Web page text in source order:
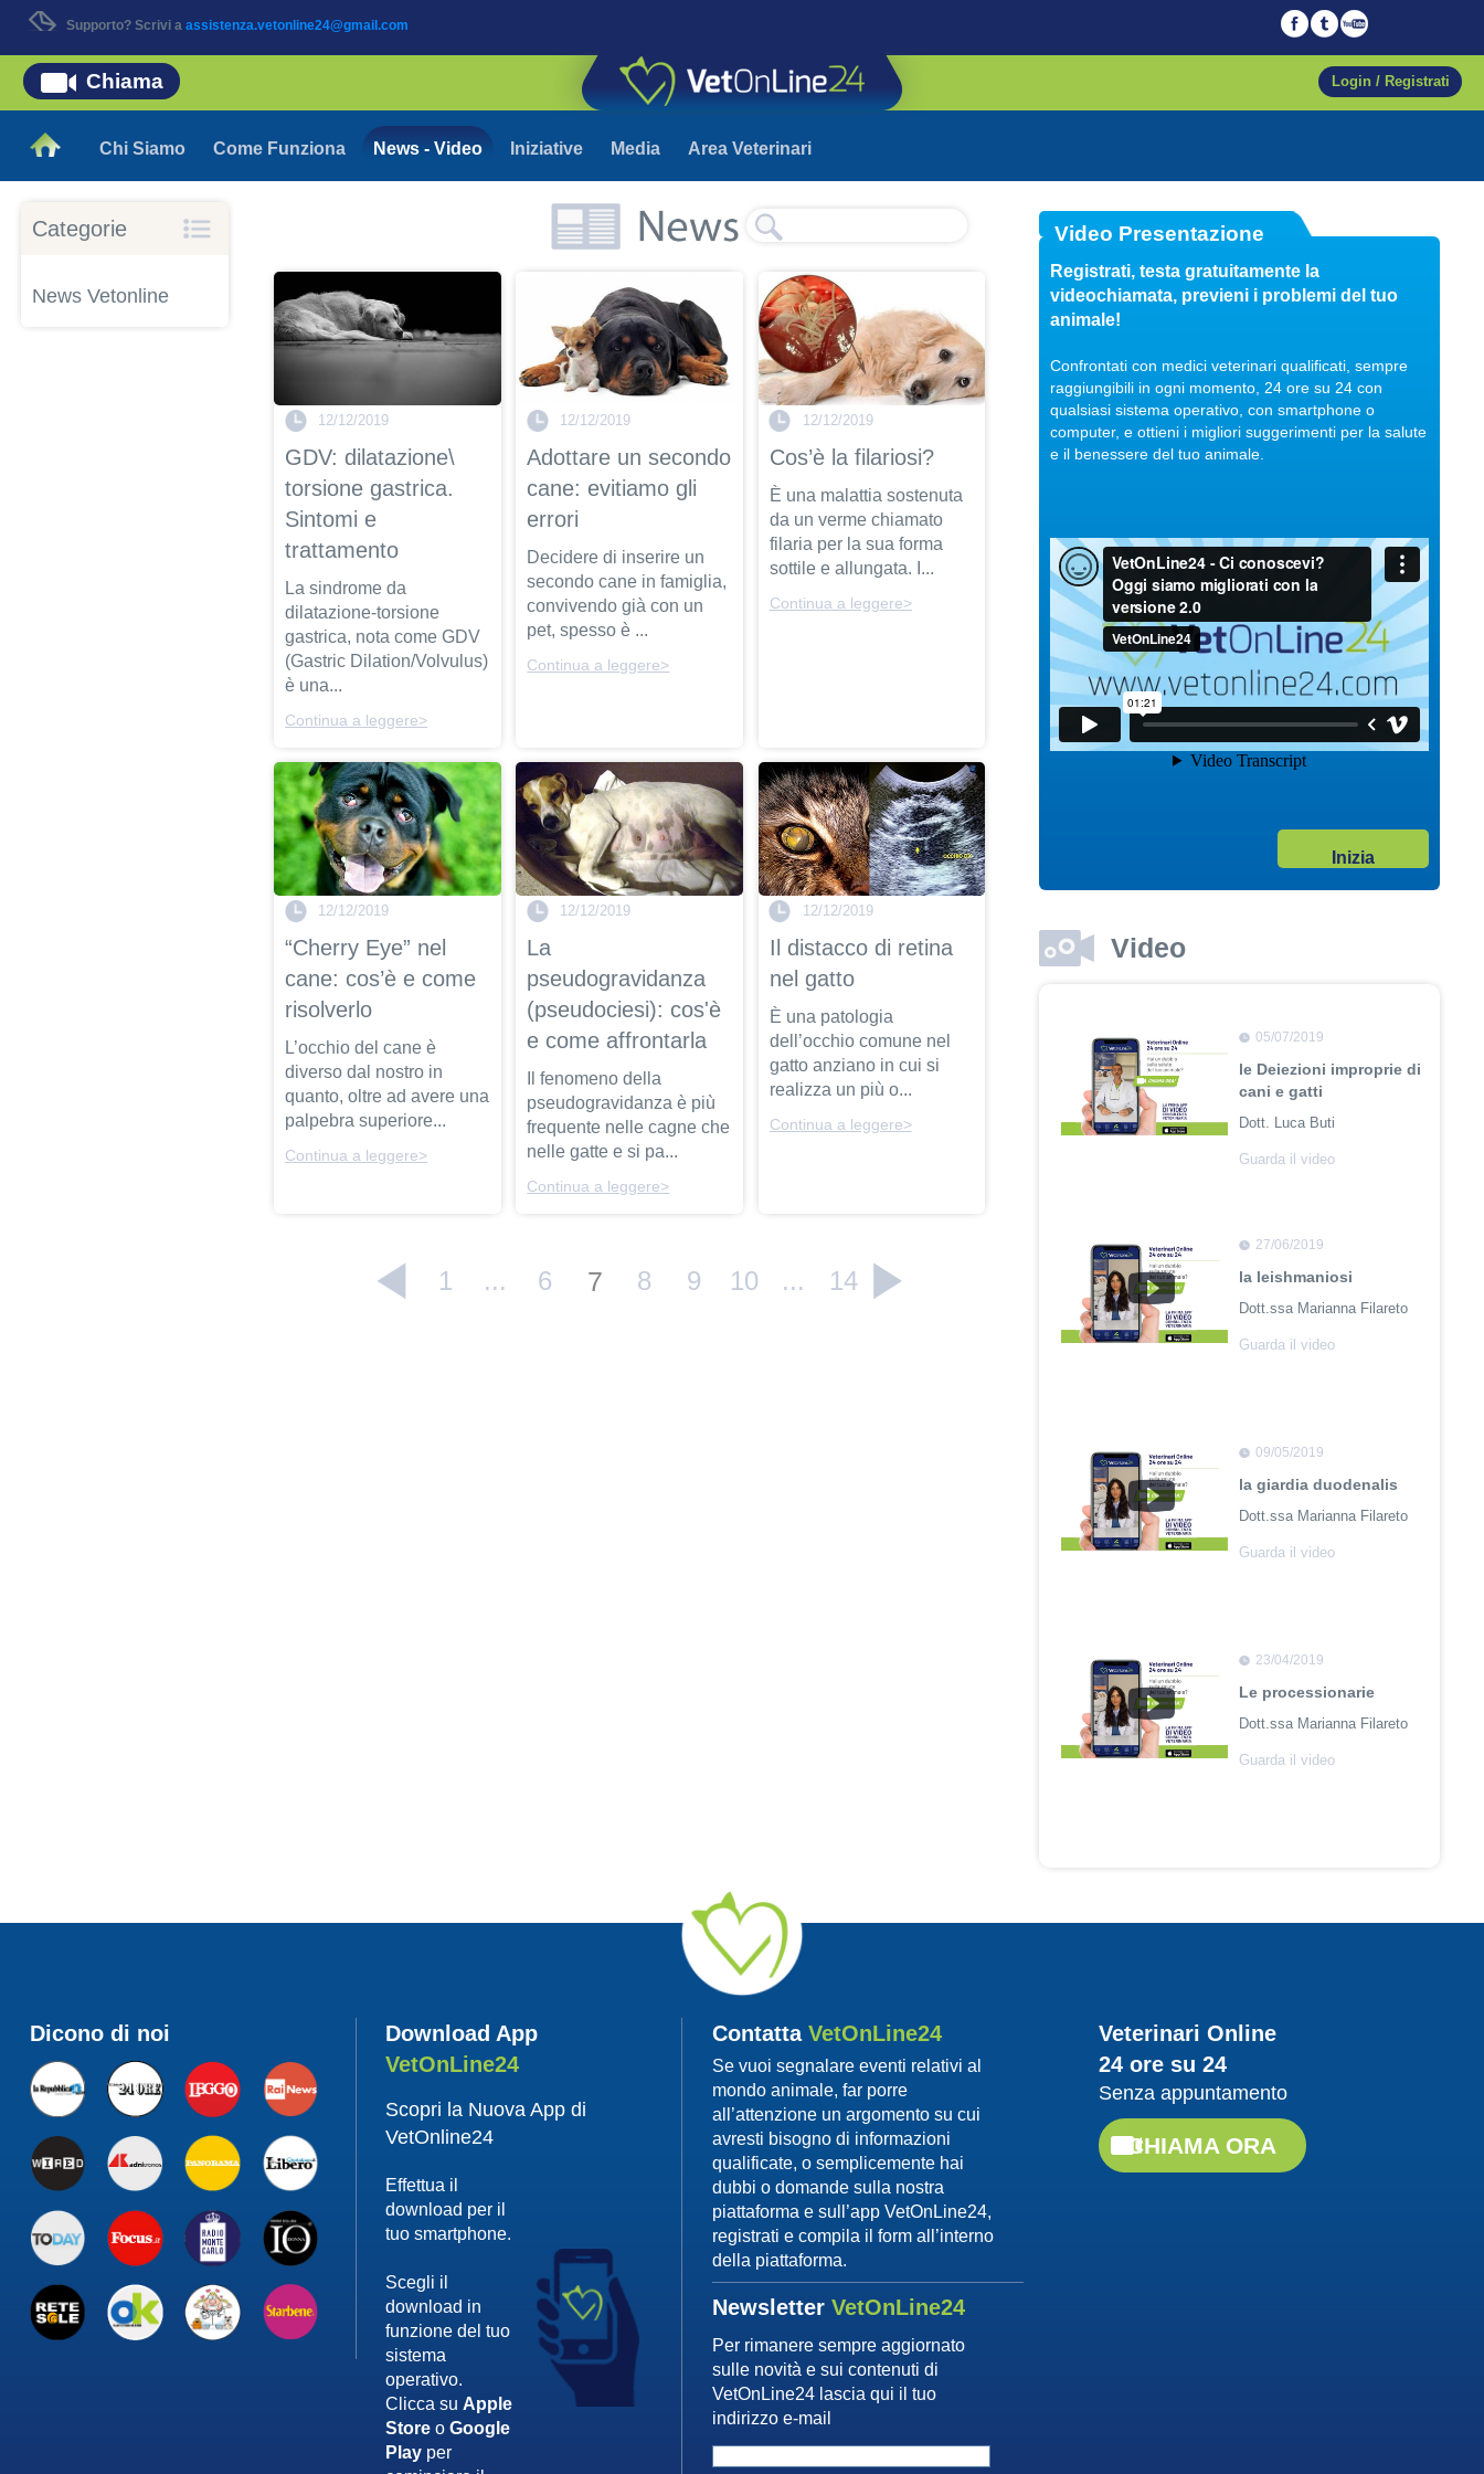
Supporto? Scrivi a assistenza.vetonline24@gmail.com
Chi Siamo Come Funziona News - Video Iniziative Media Area Veterinari
Login / Registrati
Chiama
Categorie
News Vetonline
12/12/2019
GDV: dilatazione\
torsione gastrica.
Sintomi e
trattamento
La sindrome da
dilatazione-torsione
gastrica, nota come GDV
(Gastric Dilation/Volvulus)
è una...
Continua a leggere>
12/12/2019
Adottare un secondo
cane: evitiamo gli
errori
Decidere di inserire un
secondo cane in famiglia,
convivendo già con un
pet, spesso è ...
Continua a leggere>
12/12/2019
Cos’è la filariosi?
È una malattia sostenuta
da un verme chiamato
filaria per la sua forma
sottile e allungata. I...
Continua a leggere>
12/12/2019
“Cherry Eye” nel
cane: cos’è e come
risolverlo
L’occhio del cane è
diverso dal nostro in
quanto, oltre ad avere una
palpebra superiore...
Continua a leggere>
12/12/2019
La
pseudogravidanza
(pseudociesi): cos'è
e come affrontarla
Il fenomeno della
pseudogravidanza è più
frequente nelle cagne che
nelle gatte e si pa...
Continua a leggere>
12/12/2019
Il distacco di retina
nel gatto
È una patologia
dell’occhio comune nel
gatto anziano in cui si
realizza un più o...
Continua a leggere>
1 ... 6 7 8 9 10 ... 14
Video Presentazione
Registrati, testa gratuitamente la
videochiamata, previeni i problemi del tuo
animale!
Confrontati con medici veterinari qualificati, sempre
raggiungibili in ogni momento, 24 ore su 24 con
qualsiasi sistema operativo, con smartphone o
computer, e ottieni i migliori suggerimenti per la salute
e il benessere del tuo animale.
Inizia
Video
Veterinario di fiducia
Dott. Maurizio Albano
Guarda il video
04/10/2017
Regalare un pet
04/10/2017
Garanzie post vendita
Dott. Maurizio Albano
Guarda il video
04/10/2017
Adozione
Dott. Maurizio Albano
05/07/2019
le Deiezioni improprie di
cani e gatti
Dott. Luca Buti
Guarda il video
27/06/2019
la leishmaniosi
Dott.ssa Marianna Filareto
Guarda il video
09/05/2019
la giardia duodenalis
Dott.ssa Marianna Filareto
Guarda il video
23/04/2019
Le processionarie
Dott.ssa Marianna Filareto
Guarda il video
Leishmaniosi
leishmaniosi
Dott. Felici Manuel
Dicono di noi
Download App
VetOnLine24
Scopri la Nuova App di
VetOnline24
Effettua il
download per il
tuo smartphone.
Scegli il
download in
funzione del tuo
sistema
operativo.
Clicca suApple
Store oGoogle
Play per
ContattaVetOnLine24
Se vuoi segnalare eventi relativi al
mondo animale, far porre
all’attenzione un argomento su cui
avresti bisogno di informazioni
qualificate, o semplicemente hai
dubbi o domande sulla nostra
piattaforma e sull’app VetOnLine24,
registrati e compila il form all’interno
della piattaforma.
NewsletterVetOnLine24
Per rimanere sempre aggiornato
sulle novità e sui contenuti di
VetOnLine24 lascia qui il tuo
indirizzo e-mail
Veterinari Online
24 ore su 24
Senza appuntamento
CHIAMA ORA